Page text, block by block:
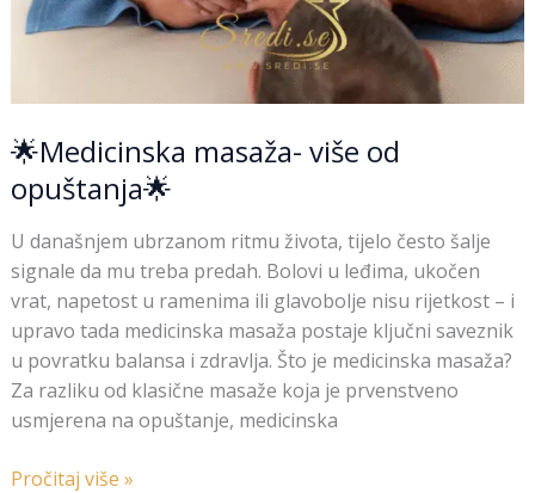
🌟Medicinska masaža- više od
opuštanja🌟
U današnjem ubrzanom ritmu života, tijelo često šalje
signale da mu treba predah. Bolovi u leđima, ukočen
vrat, napetost u ramenima ili glavobolje nisu rijetkost – i
upravo tada medicinska masaža postaje ključni saveznik
u povratku balansa i zdravlja. Što je medicinska masaža?
Za razliku od klasične masaže koja je prvenstveno
usmjerena na opuštanje, medicinska
Pročitaj više »